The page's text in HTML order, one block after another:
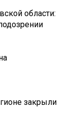
области:
закрыли